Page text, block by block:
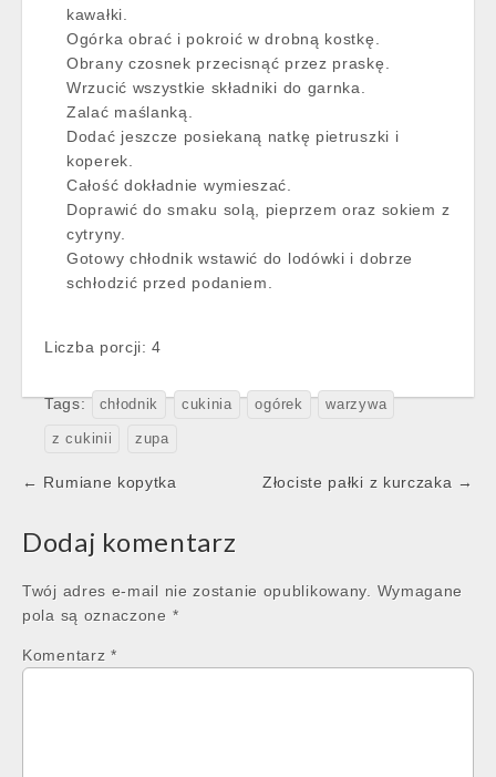
kawałki.
Ogórka obrać i pokroić w drobną kostkę.
Obrany czosnek przecisnąć przez praskę.
Wrzucić wszystkie składniki do garnka.
Zalać maślanką.
Dodać jeszcze posiekaną natkę pietruszki i
koperek.
Całość dokładnie wymieszać.
Doprawić do smaku solą, pieprzem oraz sokiem z
cytryny.
Gotowy chłodnik wstawić do lodówki i dobrze
schłodzić przed podaniem.
Liczba porcji: 4
Tags: chłodnik cukinia ogórek warzywa
z cukinii zupa
Post
← Rumiane kopytka Złociste pałki z kurczaka →
Dodaj komentarz
Twój adres e-mail nie zostanie opublikowany.
Wymagane
pola są oznaczone *
Komentarz *